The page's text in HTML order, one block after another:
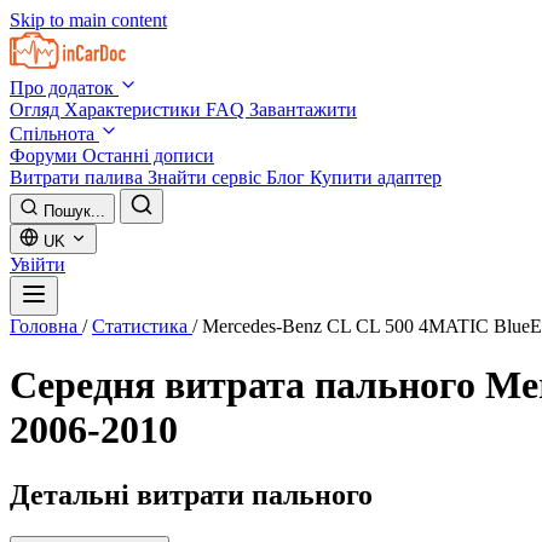
Skip to main content
Про додаток
Огляд Характеристики FAQ Завантажити
Спільнота
Форуми Останні дописи
Витрати палива Знайти сервіс Блог Купити адаптер
Пошук...
UK
Увійти
Головна / Статистика / Mercedes-Benz CL CL 500 4MATIC
Середня витрата пального
2006-2010
Детальні витрати пального